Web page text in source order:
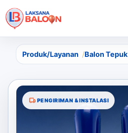
Produk/Layanan Balon Tepuk
PENGIRIMAN & INSTALASI